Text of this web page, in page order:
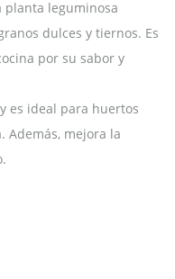
planta leguminosa
dulces y tiernos. Es
por su sabor y
es ideal para huertos
Además, mejora la